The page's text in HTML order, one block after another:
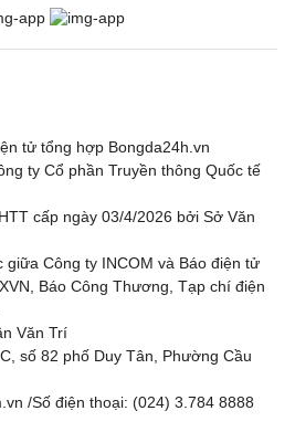
tử tổng hợp Bongda24h.vn
ty Cổ phần Truyền thông Quốc tế
cấp ngày 03/4/2026 bởi Sở Văn
giữa Công ty INCOM và Báo điện tử
Báo Công Thương, Tạp chí điện
Văn Trí
số 82 phố Duy Tân, Phường Cầu
/Số điện thoại: (024) 3.784 8888